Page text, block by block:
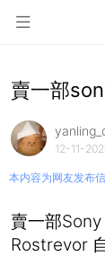
賣一部
12-11-
本内容为网友发布
賣一部
Rostrevor